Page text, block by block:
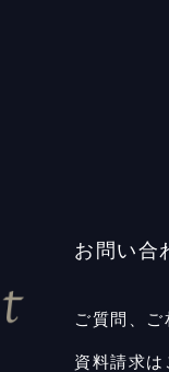
お問い合
ご質問、ご
資料請求は